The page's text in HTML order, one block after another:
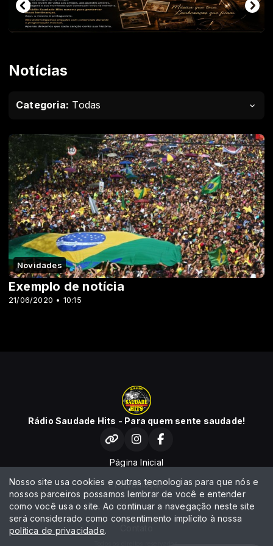
Notícias
Categoria: Todas
Novidades
21/06/2020 • 10:15
Exemplo de notícia
Rádio Saudade Hits - Para quem sente saudade!
Página Inicial
Programação
Notícias
Nosso site usa cookies e outras tecnologias para que nós e
nossos parceiros possamos lembrar de você e entender
como você usa o site. Ao continuar a navegação neste site
será considerado como consentimento implícito à nossa
política de privacidade.